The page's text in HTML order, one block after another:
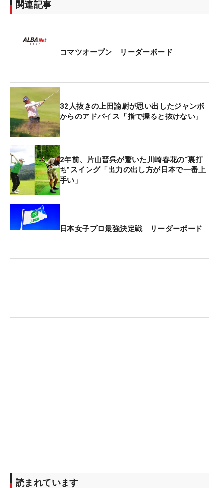
関連記事
コマツオープン リーダーボード
32人抜きの上田諭尉が思い出したジャンボ
からのアドバイス「指で握ると抜けない」
2年前、片山晋呉が驚いた川崎春花の“裏打
ち”スイング「出力の出し方が日本で一番上
手い」
日本女子プロ最強決定戦 リーダーボード
読まれています